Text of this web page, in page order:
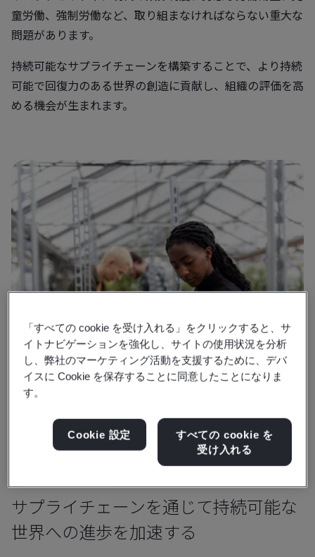
童労働、強制労働など、取り組まなければならない重大な
問題があります。
持続可能なサプライチェーンを構築することで、より持続
可能で回復力のある世界の創造に貢献し、組織の評価を高
める機会が生まれます。
サプライチェーンを通じて持続可能な
世界への進歩を加速する
「すべての cookie を受け入れる」をクリックすると、サ
イトナビゲーションを強化し、サイトの使用状況を分析
し、弊社のマーケティング活動を支援するために、デバ
イスに Cookie を保存することに同意したことになりま
す。
Cookie 設定
すべての cookie を
受け入れる